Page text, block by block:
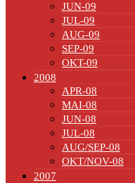
JUN-09
JUL-09
AUG-09
SEP-09
OKT-09
2008
APR-08
MAI-08
JUN-08
JUL-08
AUG/SEP-08
OKT/NOV-08
2007